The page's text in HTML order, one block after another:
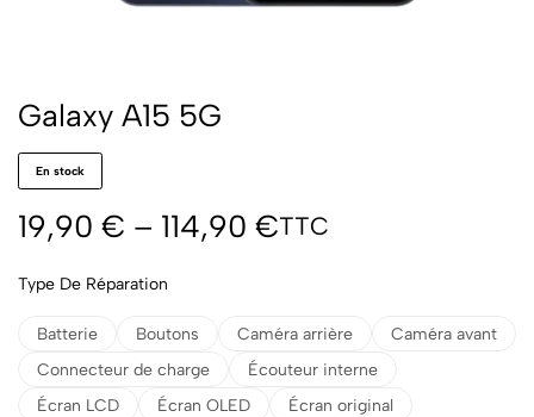
Galaxy A15 5G
En stock
19,90 € – 114,90 €TTC
Type De Réparation
Batterie Boutons Caméra arrière
Caméra avant
Connecteur de charge
Écouteur interne
Écran LCD
Écran OLED
Écran original